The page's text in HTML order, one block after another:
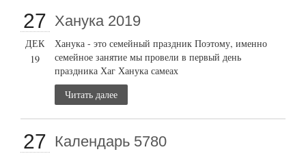
27
ДЕК
19
Ханука 2019
Ханука - это семейный праздник Поэтому, именно
семейное занятие мы провели в первый день
праздника Хаг Ханука самеах
Читать далее
27 Календарь 5780